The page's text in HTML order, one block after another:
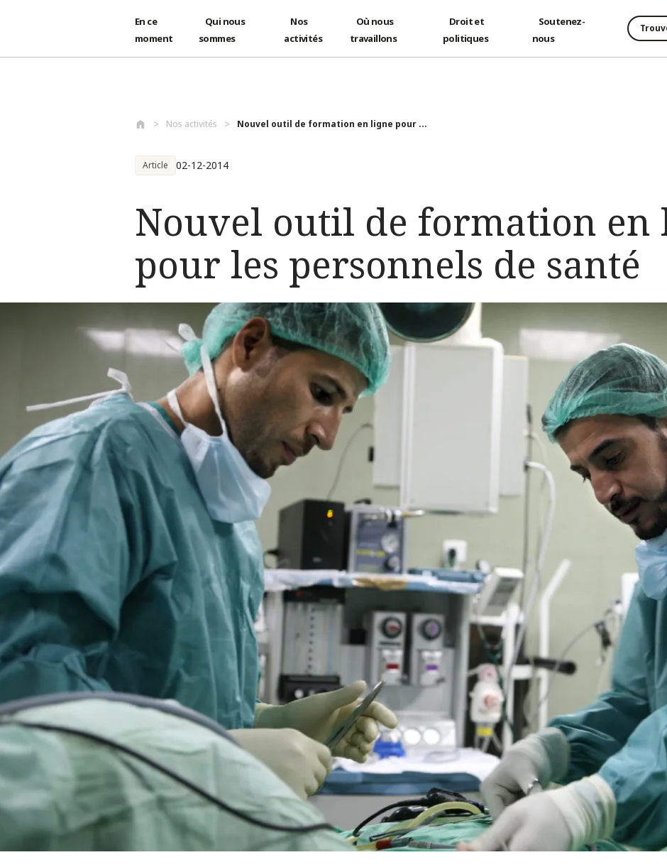
En ce
moment
Qui nous
sommes
Nos
activités
Où nous
travaillons
Droit et
politiques
Soutenez-
nous
Nos activités Nouvel outil de formation en ligne pour ...
Article 02-12-2014
Nouvel outil de formation en
pour les personnels de santé